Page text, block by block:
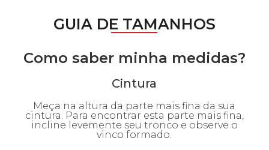
GUIA DE TAMANHOS
Como saber minha medidas?
Cintura
Meça na altura da parte mais fina da sua
cintura. Para encontrar esta parte mais fina,
incline levemente seu tronco e observe o
vinco formado.